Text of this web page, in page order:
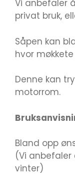
Vi anbefaler
privat bruk,
Såpen kan
hvor
Denne kan
motorrom.
Bland opp
(Vi anbefaler
vinter)